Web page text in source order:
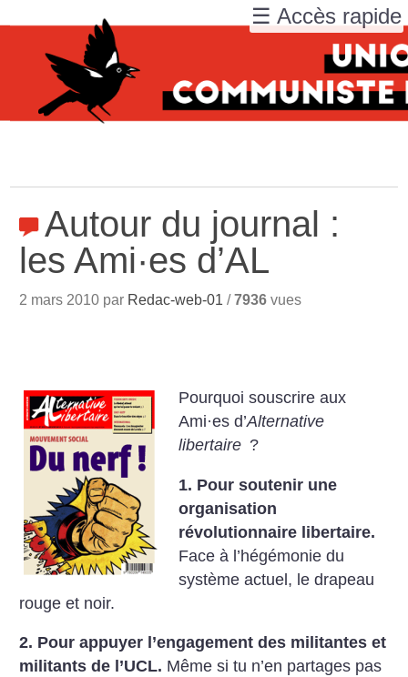
Autour du journal :
les Ami·es d’AL
2 mars 2010 par Redac-web-01 /7936 vues
Pourquoi souscrire aux
Ami·es d’Alternative
libertaire ?
1. Pour soutenir une
organisation
révolutionnaire libertaire.
Face à l’hégémonie du
système actuel, le drapeau
rouge et noir.
2. Pour appuyer l’engagement des militantes et
militants de l’UCL. Même si tu n’en partages pas
☰ Accès rapide